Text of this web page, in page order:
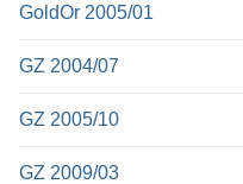
GoldOr 2005/01
GZ 2004/07
GZ 2005/10
GZ 2009/03